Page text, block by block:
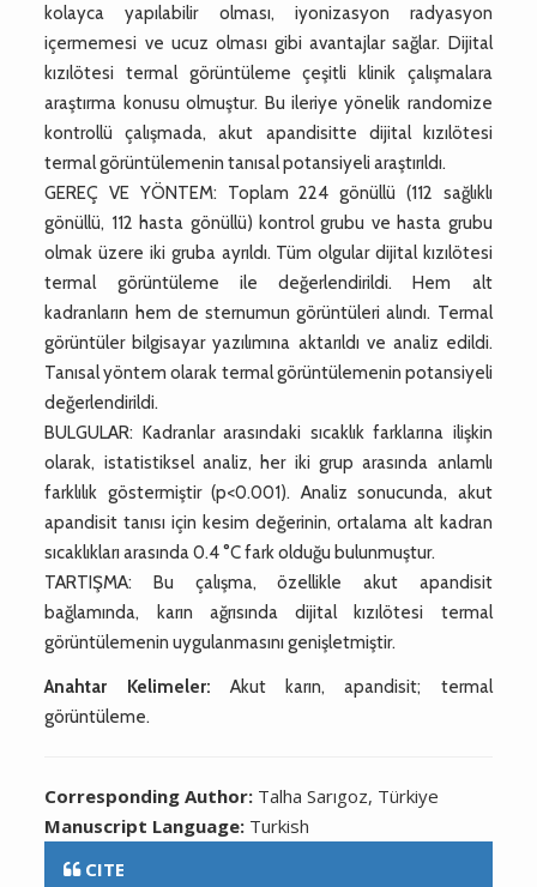
kolayca yapılabilir olması, iyonizasyon radyasyon
içermemesi ve ucuz olması gibi avantajlar sağlar. Dijital
kızılötesi termal görüntüleme çeşitli klinik çalışmalara
araştırma konusu olmuştur. Bu ileriye yönelik randomize
kontrollü çalışmada, akut apandisitte dijital kızılötesi
termal görüntülemenin tanısal potansiyeli araştırıldı.
GEREÇ VE YÖNTEM: Toplam 224 gönüllü (112 sağlıklı
gönüllü, 112 hasta gönüllü) kontrol grubu ve hasta grubu
olmak üzere iki gruba ayrıldı. Tüm olgular dijital kızılötesi
termal görüntüleme ile değerlendirildi. Hem alt
kadranların hem de sternumun görüntüleri alındı. Termal
görüntüler bilgisayar yazılımına aktarıldı ve analiz edildi.
Tanısal yöntem olarak termal görüntülemenin potansiyeli
değerlendirildi.
BULGULAR: Kadranlar arasındaki sıcaklık farklarına ilişkin
olarak, istatistiksel analiz, her iki grup arasında anlamlı
farklılık göstermiştir (p<0.001). Analiz sonucunda, akut
apandisit tanısı için kesim değerinin, ortalama alt kadran
sıcaklıkları arasında 0.4 °C fark olduğu bulunmuştur.
TARTIŞMA: Bu çalışma, özellikle akut apandisit
bağlamında, karın ağrısında dijital kızılötesi termal
görüntülemenin uygulanmasını genişletmiştir.
Anahtar Kelimeler: Akut karın, apandisit; termal
görüntüleme.
Corresponding Author: Talha Sarıgoz, Türkiye
Manuscript Language: Turkish
CITE